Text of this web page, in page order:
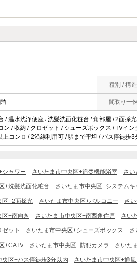
種別 / 構造
間取り一例
/ 温水洗浄便座 / 洗髪洗面化粧台 / 角部屋 / 2面採
/ 収納 / クロゼット / シューズボックス / TVイ
コンロ / 2沿線利用可 / 駅まで平坦 / バス停徒歩3
シャワー さいたま市中央区+追焚機能浴室 さい
+洗髪洗面化粧台 さいたま市中央区+システムキ
区+2面採光 さいたま市中央区+バルコニー さ
区+南向き さいたま市中央区+南西角住戸 さい
ゼット さいたま市中央区+シューズボックス さ
+CATV さいたま市中央区+防犯カメラ さいた
央区+バス停徒歩3分以内 さいたま市中央区+通